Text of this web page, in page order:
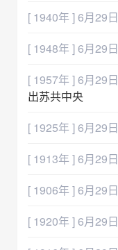
[ 1940年 ] 6月29日
[ 1948年 ] 6月29日
[ 1957年 ] 6月29日
出苏共中央
[ 1925年 ] 6月29日
[ 1913年 ] 6月29日
[ 1906年 ] 6月29日
[ 1920年 ] 6月29日